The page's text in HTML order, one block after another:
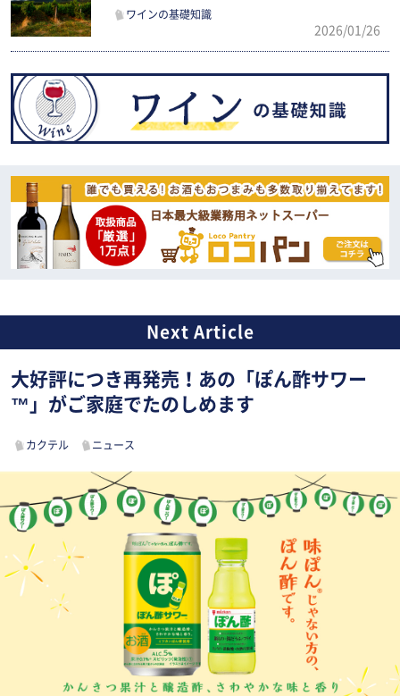
の違いを確認
ワインの基礎知識
2026/01/26
大好評につき再発売！あの「ぽん酢サワー
™」がご家庭でたのしめます
カクテル ニュース